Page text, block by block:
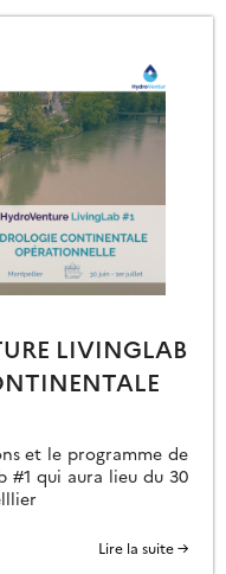
LIVINGLAB
et le programme de
#1 qui aura lieu du 30
Lire la suite →